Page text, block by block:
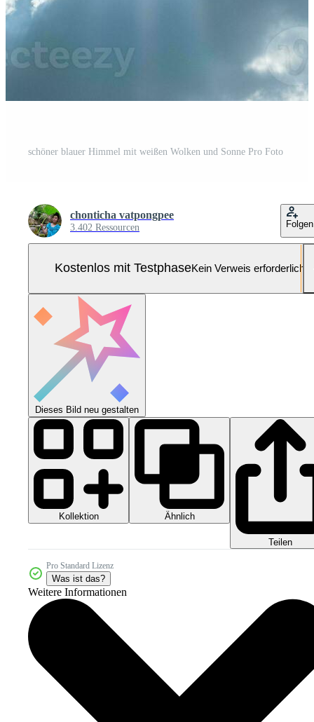
schöner blauer Himmel mit weißen Wolken und Sonne Pro Foto
chonticha vatpongpee
3.402 Ressourcen Folgen
Kostenlos mit TestphaseKein Verweis erforderlich
Dieses Bild neu gestalten
Kollektion Ähnlich
Teilen
Pro Standard Lizenz
Was ist das?
Weitere Informationen